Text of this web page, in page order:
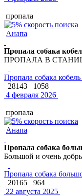
пропала
Анапа
Пропала собака
ПРОПАЛА В
Пропала собака
28143
1058
4 февраля 2026
пропала
Анапа
Пропала собака
Большой и очень
Пропала собака
20165
964
22 августа 2025